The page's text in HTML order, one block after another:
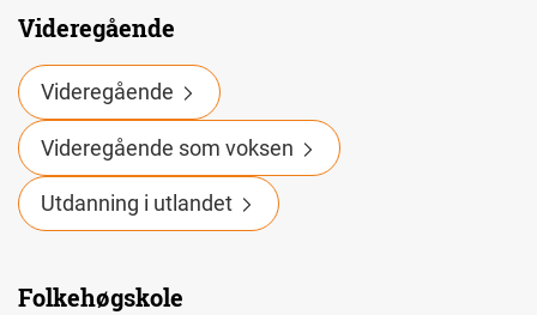
Videregående
Videregående
Videregående som voksen
Utdanning i utlandet
Folkehøgskole